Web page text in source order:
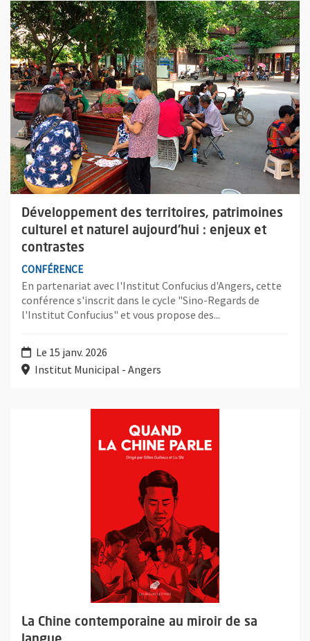
Développement des territoires, patrimoines
culturel et naturel aujourd'hui : enjeux et
contrastes
CONFÉRENCE
En partenariat avec l'Institut Confucius d'Angers, cette
conférence s'inscrit dans le cycle "Sino-Regards de
l'Institut Confucius" et vous propose des...
Le 15 janv. 2026
Institut Municipal - Angers
Plus d'information sur l'évènement : Développement des
La Chine contemporaine au miroir de sa